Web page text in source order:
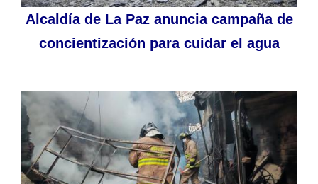
Alcaldía de La Paz anuncia campaña de
concientización para cuidar el agua